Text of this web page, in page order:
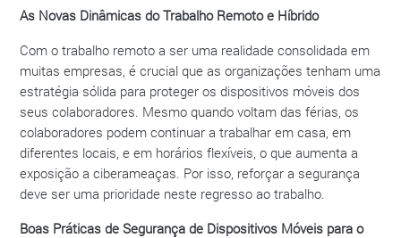
As Novas Dinâmicas do Trabalho Remoto e Híbrido
Com o trabalho remoto a ser uma realidade consolidada em
muitas empresas, é crucial que as organizações tenham uma
estratégia sólida para proteger os dispositivos móveis dos
seus colaboradores. Mesmo quando voltam das férias, os
colaboradores podem continuar a trabalhar em casa, em
diferentes locais, e em horários flexíveis, o que aumenta a
exposição a ciberameaças. Por isso, reforçar a segurança
deve ser uma prioridade neste regresso ao trabalho.
Boas Práticas de Segurança de Dispositivos Móveis para o